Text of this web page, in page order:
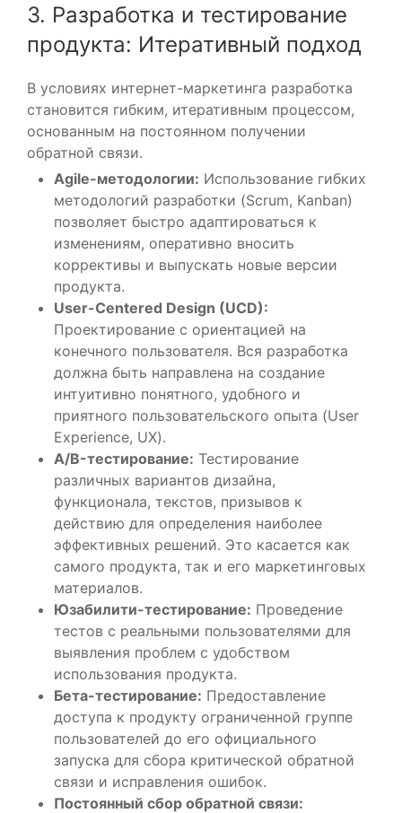
3. Разработка и тестирование
продукта: Итеративный подход
В условиях интернет-маркетинга разработка
становится гибким, итеративным процессом,
основанным на постоянном получении
обратной связи.
Agile-методологии: Использование гибких
методологий разработки (Scrum, Kanban)
позволяет быстро адаптироваться к
изменениям, оперативно вносить
коррективы и выпускать новые версии
продукта.
User-Centered Design (UCD):
Проектирование с ориентацией на
конечного пользователя. Вся разработка
должна быть направлена на создание
интуитивно понятного, удобного и
приятного пользовательского опыта (User
Experience, UX).
A/B-тестирование: Тестирование
различных вариантов дизайна,
функционала, текстов, призывов к
действию для определения наиболее
эффективных решений. Это касается как
самого продукта, так и его маркетинговых
материалов.
Юзабилити-тестирование: Проведение
тестов с реальными пользователями для
выявления проблем с удобством
использования продукта.
Бета-тестирование: Предоставление
доступа к продукту ограниченной группе
пользователей до его официального
запуска для сбора критической обратной
связи и исправления ошибок.
Постоянный сбор обратной связи: